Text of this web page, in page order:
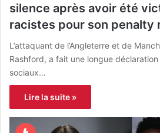
silence après avoir été
racistes pour son penalty
L’attaquant de l’Angleterre et de
Rashford, a fait une longue
sociaux…
Lire la suite »